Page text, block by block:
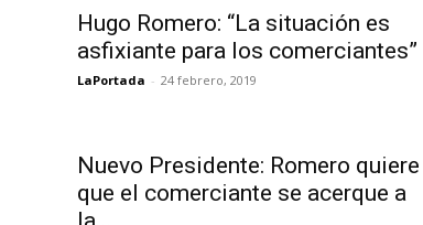
Hugo Romero: “La situación es
asfixiante para los comerciantes”
LaPortada - 24 febrero, 2019
Nuevo Presidente: Romero quiere
que el comerciante se acerque a